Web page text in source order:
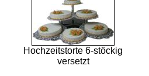
Hochzeitstorte 6-stöckig
versetzt